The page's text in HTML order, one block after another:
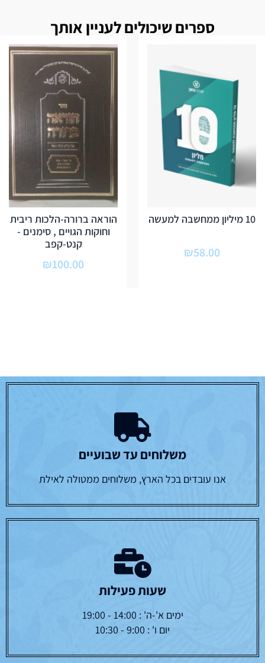
ספרים שיכולים לעניין אותך
10 מיליון ממחשבה למעשה
₪58.00
הוראה ברורה-הלכות ריבית
וחוקות הגויים , סימנים -
קנט-קפב
₪100.00
משלוחים עד שבועיים
אנו עובדים בכל הארץ, משלוחים ממטולה לאילת
שעות פעילות
ימים א'-ה' : 14:00 - 19:00
יום ו' : 9:00 - 10:30